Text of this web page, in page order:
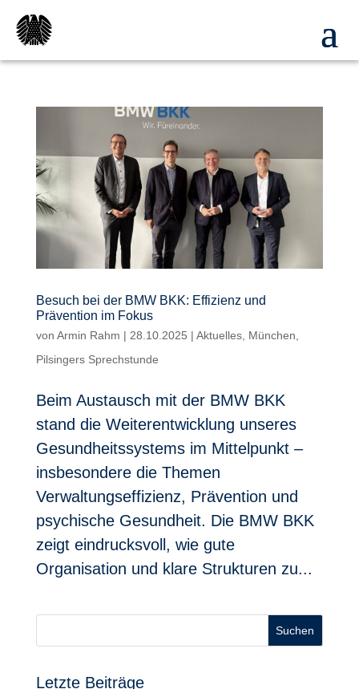
Besuch bei der BMW BKK: Effizienz und
Prävention im Fokus
von Armin Rahm | 28.10.2025 | Aktuelles, München
Pilsingers Sprechstunde
Beim Austausch mit der BMW BKK
stand die Weiterentwicklung unseres
Gesundheitssystems im Mittelpunkt –
insbesondere die Themen
Verwaltungseffizienz, Prävention und
psychische Gesundheit. Die BMW BKK
zeigt eindrucksvoll, wie gute
Organisation und klare Strukturen zu...
Suchen
Letzte Beiträge